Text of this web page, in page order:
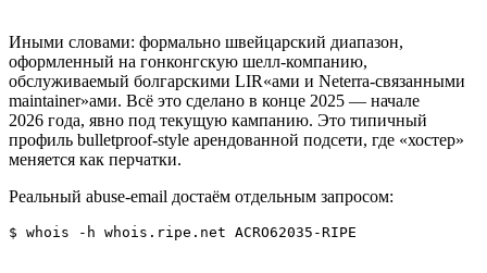
Иными словами: формально швейцарский диапазон,
оформленный на гонконгскую шелл‑компанию,
обслуживаемый болгарскими LIR«ами и Neterra‑связанными
maintainer»ами. Всё это сделано в конце 2025 — начале
2026 года, явно под текущую кампанию. Это типичный
профиль bulletproof‑style арендованной подсети, где «хостер»
меняется как перчатки.
Реальный abuse‑email достаём отдельным запросом:
$ whois ‑h whois.ripe.net ACRO62035-RIPE